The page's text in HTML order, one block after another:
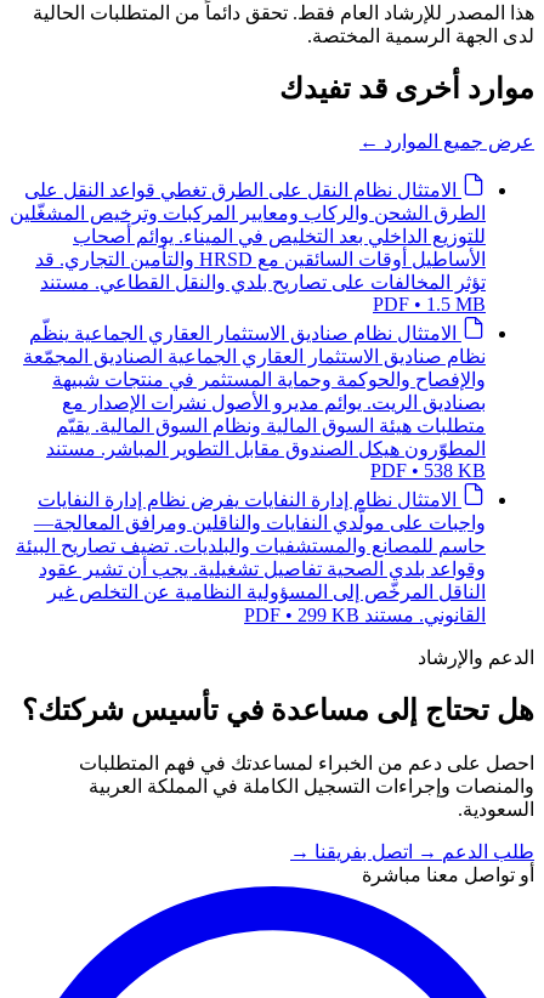
هذا المصدر للإرشاد العام فقط. تحقق دائماً من المتطلبات الحالية
لدى الجهة الرسمية المختصة.
موارد أخرى قد تفيدك
عرض جميع الموارد ←
الامتثال نظام النقل على الطرق تغطي قواعد النقل على
الطرق الشحن والركاب ومعايير المركبات وترخيص المشغّلين
للتوزيع الداخلي بعد التخليص في الميناء. يوائم أصحاب
الأساطيل أوقات السائقين مع HRSD والتأمين التجاري. قد
تؤثر المخالفات على تصاريح بلدي والنقل القطاعي. مستند
PDF • 1.5 MB
الامتثال نظام صناديق الاستثمار العقاري الجماعية ينظّم
نظام صناديق الاستثمار العقاري الجماعية الصناديق المجمّعة
والإفصاح والحوكمة وحماية المستثمر في منتجات شبيهة
بصناديق الريت. يوائم مديرو الأصول نشرات الإصدار مع
متطلبات هيئة السوق المالية ونظام السوق المالية. يقيّم
المطوّرون هيكل الصندوق مقابل التطوير المباشر. مستند
PDF • 538 KB
الامتثال نظام إدارة النفايات يفرض نظام إدارة النفايات
واجبات على مولّدي النفايات والناقلين ومرافق المعالجة—
حاسم للمصانع والمستشفيات والبلديات. تضيف تصاريح البيئة
وقواعد بلدي الصحية تفاصيل تشغيلية. يجب أن تشير عقود
الناقل المرخّص إلى المسؤولية النظامية عن التخلص غير
القانوني. مستند PDF • 299 KB
الدعم والإرشاد
هل تحتاج إلى مساعدة في تأسيس شركتك؟
احصل على دعم من الخبراء لمساعدتك في فهم المتطلبات
والمنصات وإجراءات التسجيل الكاملة في المملكة العربية
السعودية.
طلب الدعم → اتصل بفريقنا →
أو تواصل معنا مباشرة